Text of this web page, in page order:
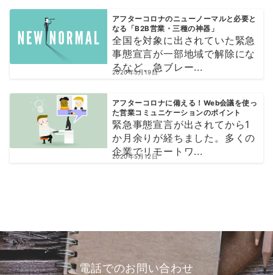
アフターコロナのニューノーマルと必要と
なる「B2B営業・三種の神器」
全国を対象に出されていた緊急
事態宣言が一部地域で解除にな
るなど、急ブレー...
2020年5月19日
アフターコロナに備える！Web会議を使っ
た営業コミュニケーションのポイント
緊急事態宣言が出されてから1
か月余りが経ちました。多くの
企業でリモートワ...
2020年5月12日
電話でのお問い合わせ